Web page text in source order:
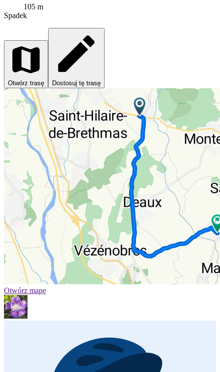
105 m
Spadek
Otwórz trasę Dostosuj tę trasę
Otwórz mapę